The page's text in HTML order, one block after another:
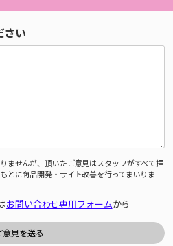
さい
ませんが、頂いたご意見はスタッフがすべて拝
とに商品開発・サイト改善を行ってまいりま
お問い合わせ専用フォームから